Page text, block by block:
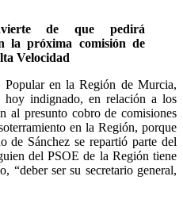
de que pedirá
la próxima comisión de
Velocidad
Popular en la Región de Murcia,
hoy indignado, en relación a los
al presunto cobro de comisiones
en la Región, porque
de Sánchez se repartió parte del
del PSOE de la Región tiene
“deber ser su secretario general,